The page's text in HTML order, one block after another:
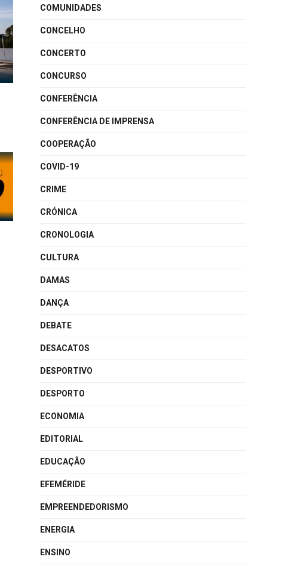
COMUNIDADES
CONCELHO
CONCERTO
CONCURSO
CONFERÊNCIA
CONFERÊNCIA DE IMPRENSA
COOPERAÇÃO
COVID-19
CRIME
CRÓNICA
CRONOLOGIA
CULTURA
DAMAS
DANÇA
DEBATE
DESACATOS
DESPORTIVO
DESPORTO
ECONOMIA
EDITORIAL
EDUCAÇÃO
EFEMÉRIDE
EMPREENDEDORISMO
ENERGIA
ENSINO